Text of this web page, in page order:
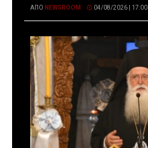
ΑΠΌ NEWSROOM 04/08/2026 | 17:00